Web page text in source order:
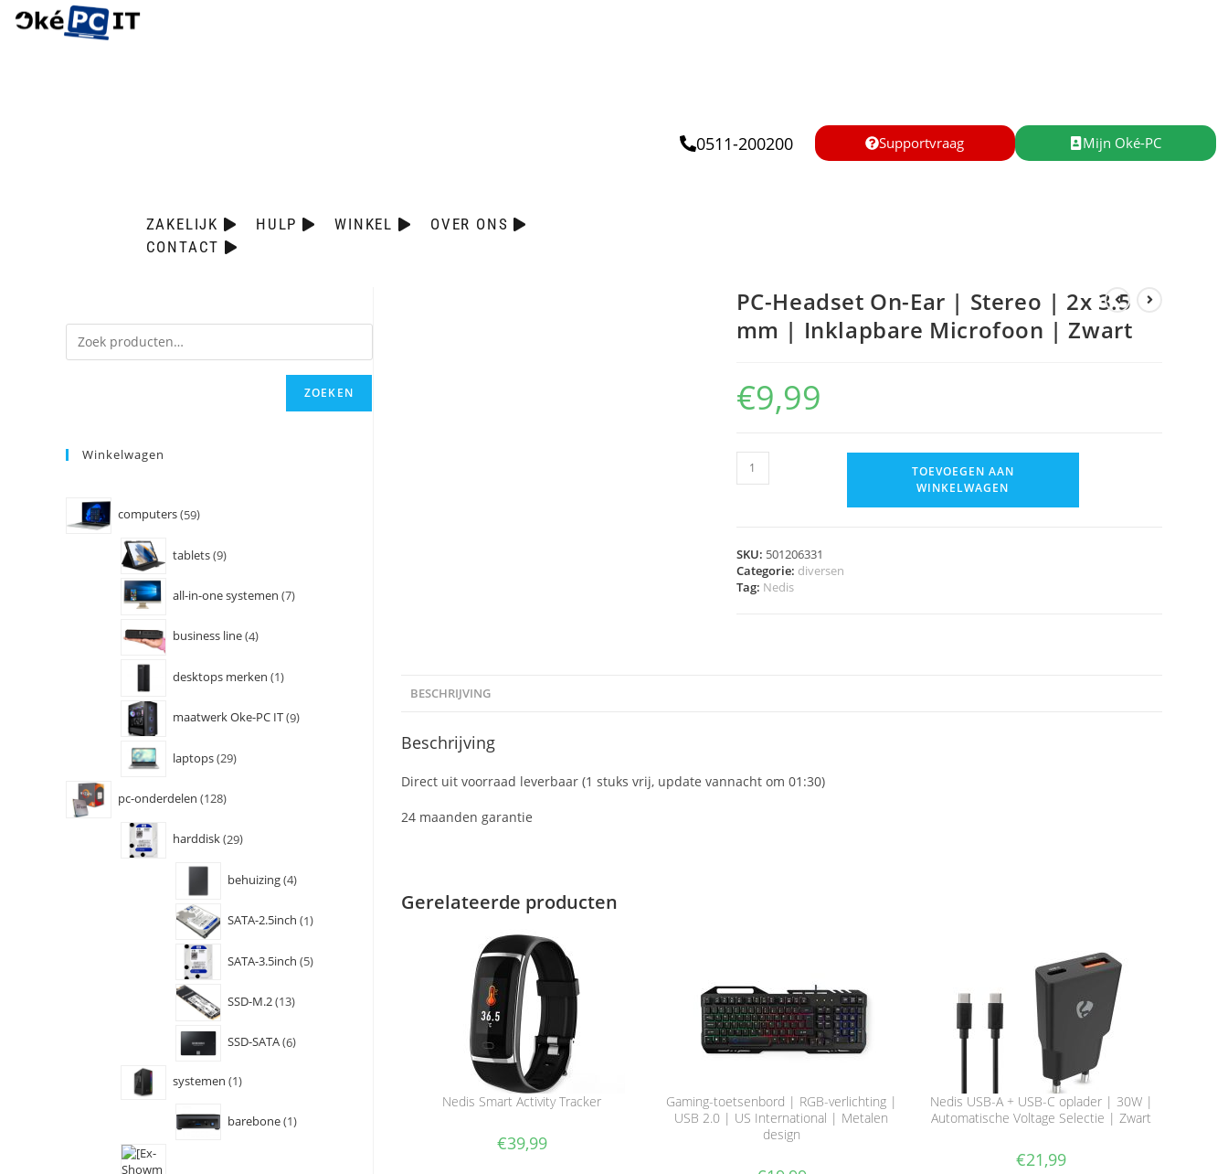
ZAKELIJK HULP WINKEL
OVER ONS
CONTACT
0511-200200 Supportvraag Mijn Oké-PC
PC-Headset On-Ear | Stereo | 2x 3.5
mm | Inklapbare Microfoon | Zwart
€9,99
TOEVOEGEN AAN
WINKELWAGEN
SKU: 501206331
Categorie: diversen
Tag: Nedis
BESCHRIJVING
Beschrijving
Direct uit voorraad leverbaar (1 stuks vrij, update vannacht om 01:30)
24 maanden garantie
Gerelateerde producten
Nedis Smart Activity Tracker
€39,99
Gaming-toetsenbord | RGB-verlichting |
USB 2.0 | US International | Metalen
design
Nedis USB-A + USB-C oplader | 30W |
Automatische Voltage Selectie | Zwart
€21,99
ZOEKEN
Winkelwagen
computers 59
tablets 9
all-in-one systemen 7
business line 4
desktops merken 1
maatwerk Oke-PC IT 9
laptops 29
pc-onderdelen 128
harddisk 29
behuizing 4
SATA-2.5inch 1
SATA-3.5inch 5
SSD-M.2 13
SSD-SATA 6
systemen 1
barebone 1